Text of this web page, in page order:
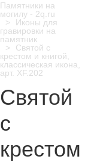
Памятники на
могилу - 2q.ru
Иконы для
гравировки на
памятник
Святой с
крестом и книгой,
классическая икона,
арт. XF.202
Святой
с
крестом